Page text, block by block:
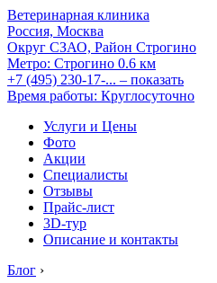
Ветеринарная клиника
Россия, Москва
Округ СЗАО, Район Строгино
Метро: Строгино 0.6 км
+7 (495) 230-17-... – показать
Время работы: Круглосуточно
Услуги и Цены
Фото
Акции
Специалисты
Отзывы
Прайс-лист
3D-тур
Описание и контакты
Блог ›